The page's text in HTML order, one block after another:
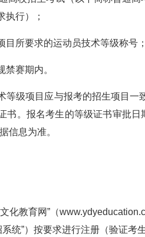
执行）；
目所要求的运动员技术等级称号；
禁赛期内。
等级项目应与报考的招生项目
书。报名考生的等级证书审批
信息为准。
化教育网”（
统”）按要求进行注册（验证考